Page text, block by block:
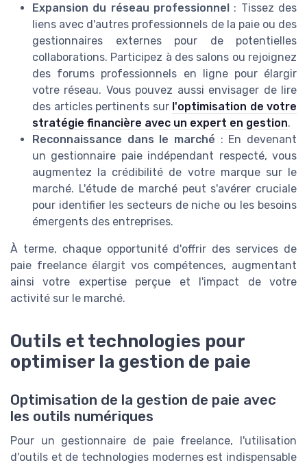
Expansion du réseau professionnel : Tissez des
liens avec d'autres professionnels de la paie ou des
gestionnaires externes pour de potentielles
collaborations. Participez à des salons ou rejoignez
des forums professionnels en ligne pour élargir
votre réseau. Vous pouvez aussi envisager de lire
des articles pertinents sur l'optimisation de votre
stratégie financière avec un expert en gestion.
Reconnaissance dans le marché : En devenant
un gestionnaire paie indépendant respecté, vous
augmentez la crédibilité de votre marque sur le
marché. L'étude de marché peut s'avérer cruciale
pour identifier les secteurs de niche ou les besoins
émergents des entreprises.
À terme, chaque opportunité d'offrir des services de
paie freelance élargit vos compétences, augmentant
ainsi votre expertise perçue et l'impact de votre
activité sur le marché.
Outils et technologies pour
optimiser la gestion de paie
Optimisation de la gestion de paie avec
les outils numériques
Pour un gestionnaire de paie freelance, l'utilisation
d'outils et de technologies modernes est indispensable